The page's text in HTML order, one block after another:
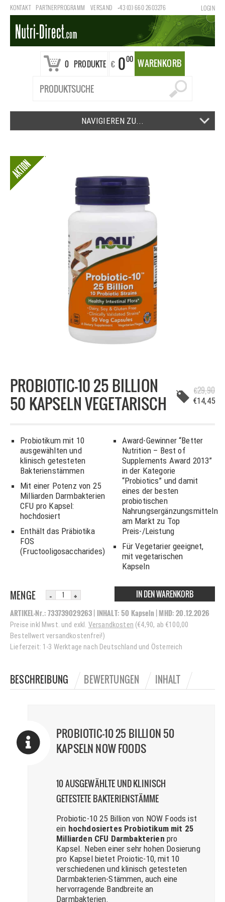
KONTAKT PARTNERPROGRAMM VERSAND +43 (0) 660 2603276 LOGIN
0 PRODUKTE € 000 WARENKORB
NAVIGIEREN ZU...
PROBIOTIC-10 25 BILLION
50 KAPSELN VEGETARISCH
€29,90
€14,45
Probiotikum mit 10
ausgewählten und
klinisch getesteten
Bakterienstämmen
Mit einer Potenz von 25
Milliarden Darmbakterien
CFU pro Kapsel:
hochdosiert
Enthält das Präbiotika
FOS
(Fructooligosaccharides)
Award-Gewinner “Better
Nutrition – Best of
Supplements Award 2013”
in der Kategorie
“Probiotics” und damit
eines der besten
probiotischen
Nahrungsergänzungsmitteln
am Markt zu Top
Preis-/Leistung
Für Vegetarier geeignet,
mit vegetarischen
Kapseln
MENGE IN DEN WARENKORB
ARTIKEL-Nr.:733739029263| INHALT:50 Kapseln|MHD:20.12.2026
Preise inkl Mwst. und exkl. Versandkosten (€4,90, ab €100,00
Bestellwert versandkostenfrei!)
Lieferzeit: 1-3 Werktage nach Deutschland und Österreich
BESCHREIBUNG BEWERTUNGEN INHALT
PROBIOTIC-10 25 BILLION 50
KAPSELN NOW FOODS
10 AUSGEWÄHLTE UND KLINISCH
GETESTETE BAKTERIENSTÄMME
Probiotic-10 25 Billion von NOW Foods ist
ein hochdosiertes Probiotikum mit 25
Milliarden CFU Darmbakterien pro
Kapsel. Neben einer sehr hohen Dosierung
pro Kapsel bietet Proiotic-10, mit 10
verschiedenen und klinisch getesteten
Darmbakterien-Stämmen, auch eine
hervorragende Bandbreite an
Darmbakterien.